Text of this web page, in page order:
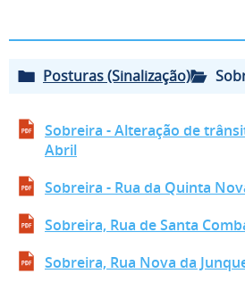
Posturas (Sinalização)
Sobreira - Alteração de
Abril
Sobreira - Rua da Quinta
Sobreira, Rua de Santa
Sobreira, Rua Nova da